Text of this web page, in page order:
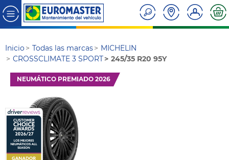
Inicio Todas las marcas
MICHELIN
CROSSCLIMATE 3 SPORT
245/35 R20 95Y
NEUMÁTICO PREMIADO 2026